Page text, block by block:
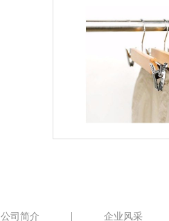
公司简介 企业风采